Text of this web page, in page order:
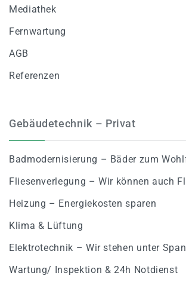
Mediathek
Fernwartung
AGB
Referenzen
Gebäudetechnik – Privat
Badmodernisierung – Bäder zum
Fliesenverlegung – Wir können auch
Heizung – Energiekosten sparen
Klima & Lüftung
Elektrotechnik – Wir stehen unter
Wartung/ Inspektion & 24h Notdienst